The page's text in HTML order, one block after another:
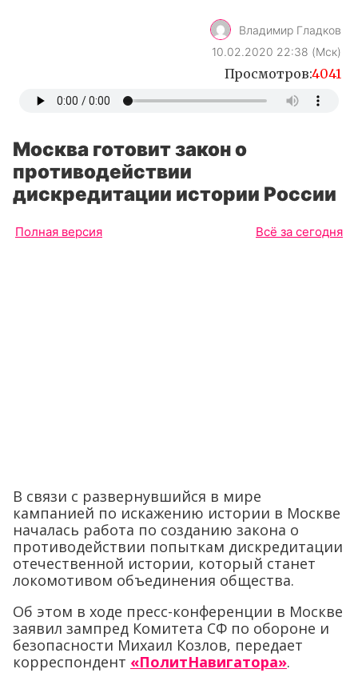
Владимир Гладков
10.02.2020 22:38 (Мск)
Просмотров:4041
Москва готовит закон о
противодействии
дискредитации истории России
Полная версия Всё за сегодня
В связи с развернувшийся в мире
кампанией по искажению истории в Москве
началась работа по созданию закона о
противодействии попыткам дискредитации
отечественной истории, который станет
локомотивом объединения общества.
Об этом в ходе пресс-конференции в Москве
заявил зампред Комитета СФ по обороне и
безопасности Михаил Козлов, передает
корреспондент «ПолитНавигатора».